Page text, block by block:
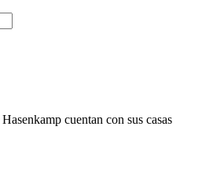
cuentan con sus casas